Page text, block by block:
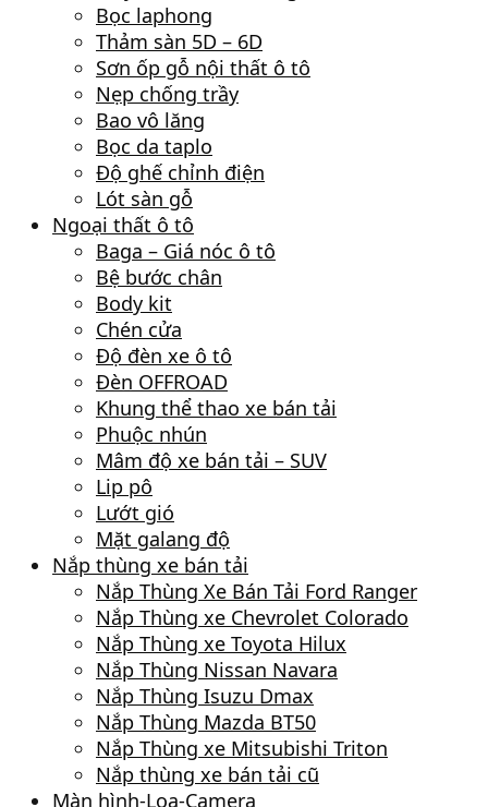
Bọc laphong
Thảm sàn 5D – 6D
Sơn ốp gỗ nội thất ô tô
Nẹp chống trầy
Bao vô lăng
Bọc da taplo
Độ ghế chỉnh điện
Lót sàn gỗ
Ngoại thất ô tô
Baga – Giá nóc ô tô
Bệ bước chân
Body kit
Chén cửa
Độ đèn xe ô tô
Đèn OFFROAD
Khung thể thao xe bán tải
Phuộc nhún
Mâm độ xe bán tải – SUV
Lip pô
Lướt gió
Mặt galang độ
Nắp thùng xe bán tải
Nắp Thùng Xe Bán Tải Ford Ranger
Nắp Thùng xe Chevrolet Colorado
Nắp Thùng xe Toyota Hilux
Nắp Thùng Nissan Navara
Nắp Thùng Isuzu Dmax
Nắp Thùng Mazda BT50
Nắp Thùng xe Mitsubishi Triton
Nắp thùng xe bán tải cũ
Màn hình-Loa-Camera